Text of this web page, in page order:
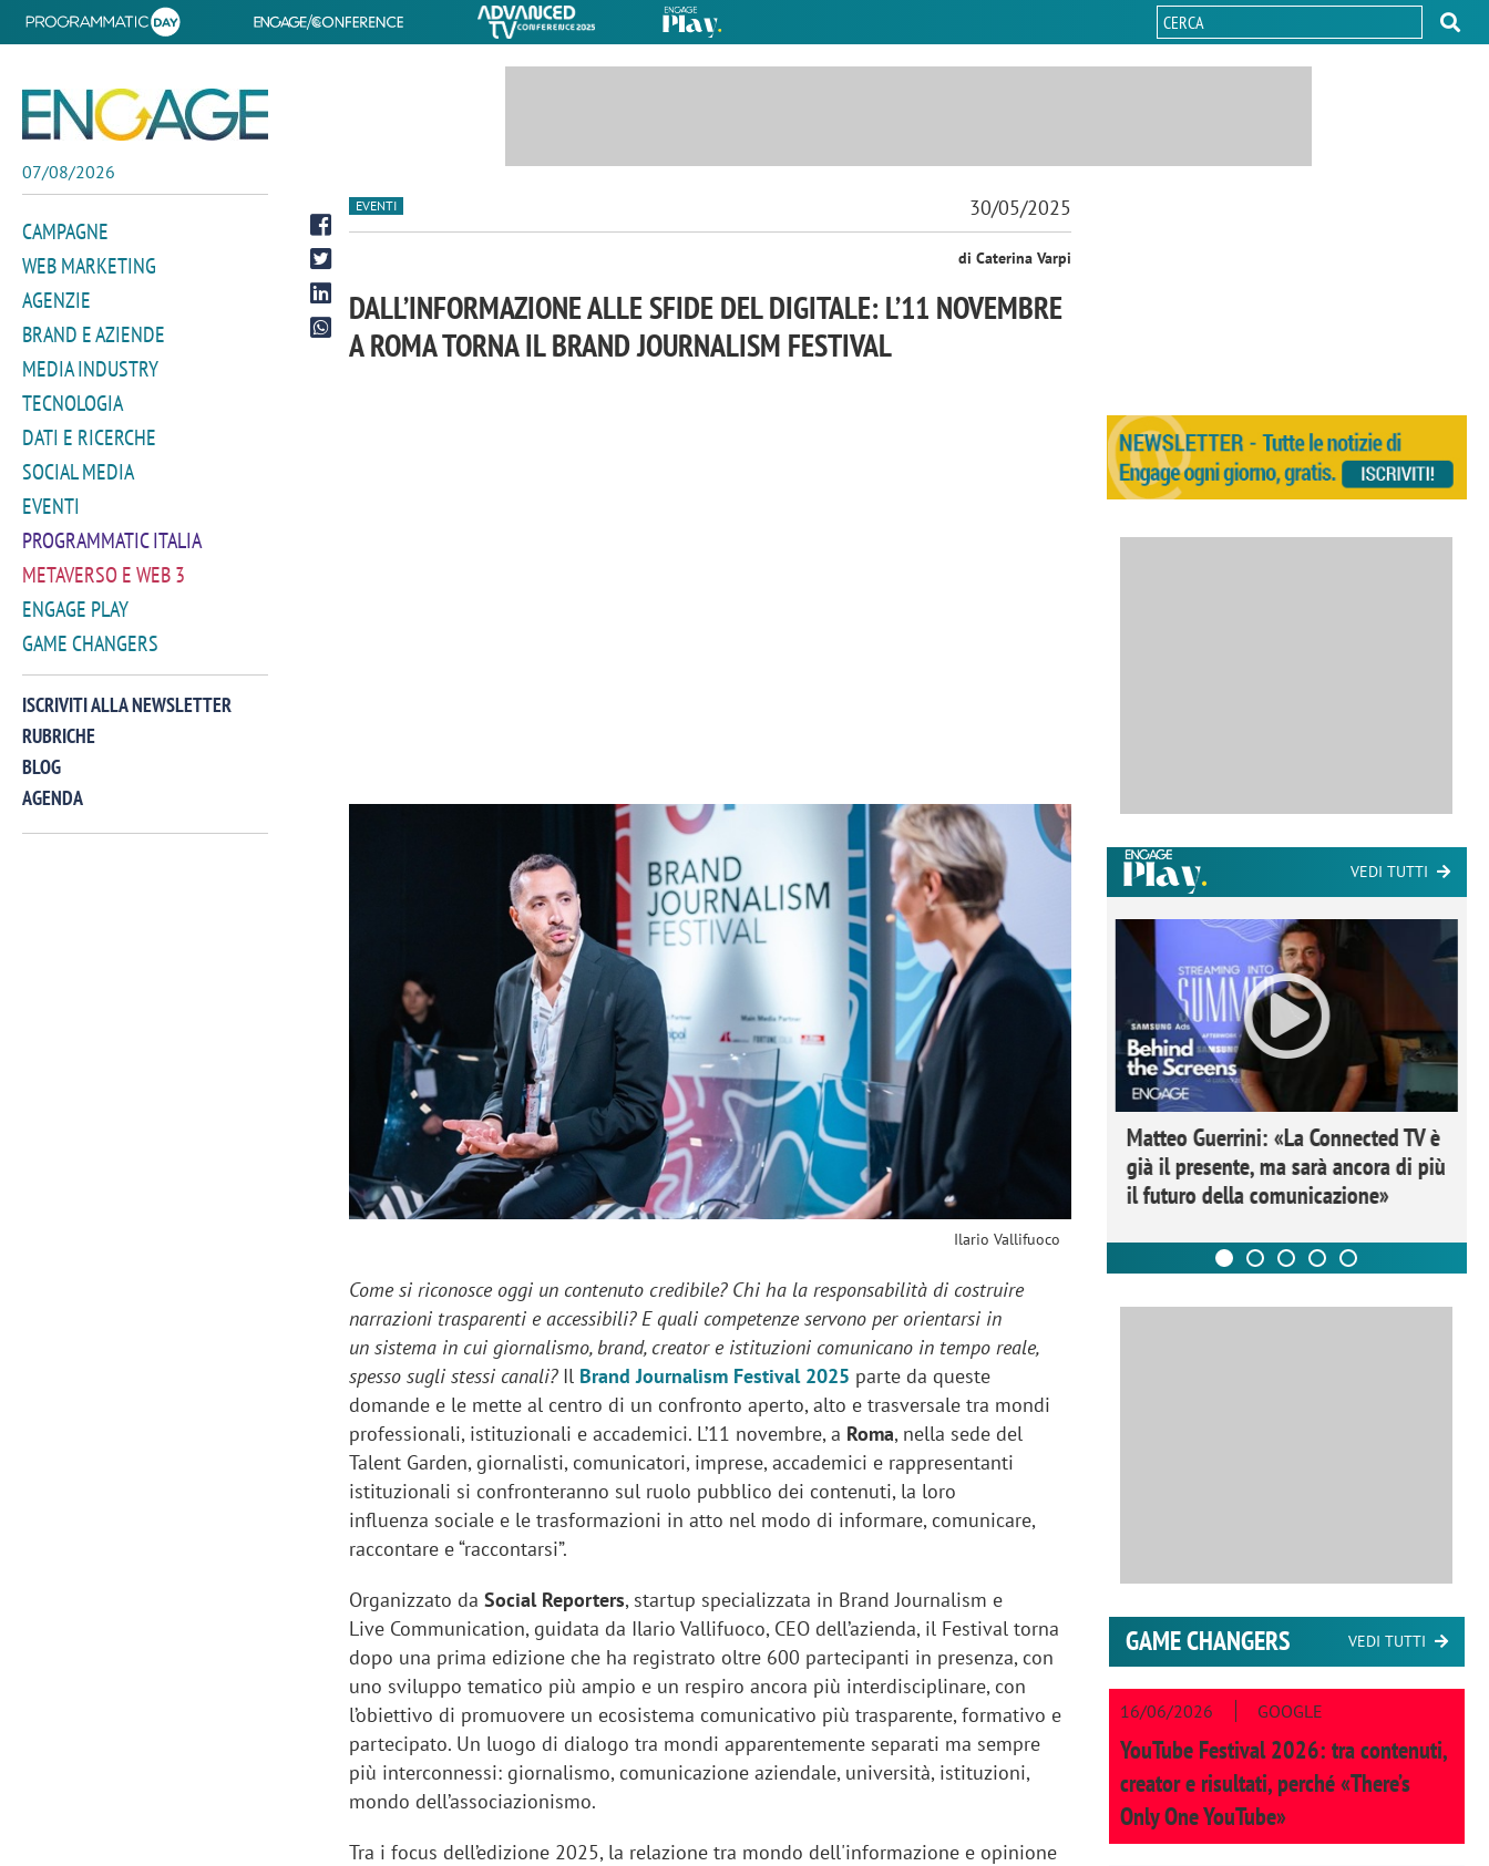
07/08/2026
CAMPAGNE
WEB MARKETING
AGENZIE
BRAND E AZIENDE
MEDIA INDUSTRY
TECNOLOGIA
DATI E RICERCHE
SOCIAL MEDIA
EVENTI
PROGRAMMATIC ITALIA
METAVERSO E WEB 3
ENGAGE PLAY
GAME CHANGERS
ISCRIVITI ALLA NEWSLETTER
RUBRICHE
BLOG
AGENDA
EVENTI 30/05/2025
di Caterina Varpi
DALL’INFORMAZIONE ALLE SFIDE DEL DIGITALE: L’11 NOVEMBRE
A ROMA TORNA IL BRAND JOURNALISM FESTIVAL
Ilario Vallifuoco
Come si riconosce oggi un contenuto credibile? Chi ha la responsabilità di costruire
narrazioni trasparenti e accessibili? E quali competenze servono per orientarsi in
un sistema in cui giornalismo, brand, creator e istituzioni comunicano in tempo reale,
spesso sugli stessi canali? Il Brand Journalism Festival 2025 parte da queste
domande e le mette al centro di un confronto aperto, alto e trasversale tra mondi
professionali, istituzionali e accademici. L’11 novembre, a Roma, nella sede del
Talent Garden, giornalisti, comunicatori, imprese, accademici e rappresentanti
istituzionali si confronteranno sul ruolo pubblico dei contenuti, la loro
influenza sociale e le trasformazioni in atto nel modo di informare, comunicare,
raccontare e “raccontarsi”.
Organizzato daSocial Reporters, startup specializzata in Brand Journalism e
Live Communication, guidata da Ilario Vallifuoco, CEO dell’azienda, il Festival torna
dopo una prima edizione che ha registrato oltre 600 partecipanti in presenza, con
uno sviluppo tematico più ampio e un respiro ancora più interdisciplinare, con
l’obiettivo di promuovere un ecosistema comunicativo più trasparente, formativo e
partecipato. Un luogo di dialogo tra mondi apparentemente separati ma sempre
più interconnessi: giornalismo, comunicazione aziendale, università, istituzioni,
mondo dell’associazionismo.
Tra i focus dell’edizione 2025, la relazione tra mondo dell'informazione e opinione
VEDI TUTTI
Perez, Samsung Ads: «L'Italia è un
mercato strategico e continuerà a
crescere»
Networking agli eventi: come la
startup Kicè punta a eliminare lo
"spreco di relazioni"
Matteo Guerrini: «La Connected TV è
già il presente, ma sarà ancora di più
il futuro della comunicazione»
GAME CHANGERS VEDI TUTTI
16/06/2026 GOOGLE
YouTube Festival 2026: tra contenuti,
creator e risultati, perché «There’s
Only One YouTube»